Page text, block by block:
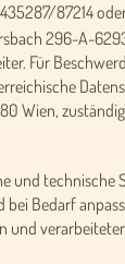
87214
296-A-
Für
Wien,
und technische
bei Bedarf
und